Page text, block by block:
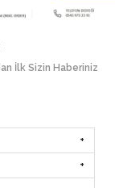
İlk Sizin Haberiniz